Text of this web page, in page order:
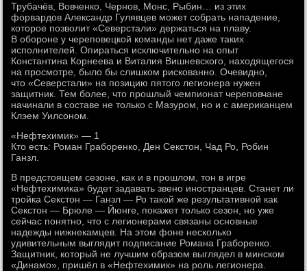
Трубачёв, Вовченко, Чернов, Монс, Рыбин… из этих
форвардов Александр Гулявцев может собрать нападение,
которое позволит «Северстали» держаться на плаву.
В обороне у череповецкой команды нет даже таких
исполнителей. Опираться исключительно на опыт
Константина Корнеева и Виталия Вишневского, находящегося
на просмотре, было бы слишком рискованно. Очевидно,
что «Северстали» на позицию пятого легионера нужен
защитник. Тем более, что прошлый чемпионат череповчане
начинали в составе не только с Мазуром, но и с американцем
Клэем Уилсоном.
«Нефтехимик» — 1
Кто есть: Роман Граборенко, Ден Секстон, Чад Ро, Робин
Ганзл.
В предстоящем сезоне, как и в прошлом, тон в игре
«Нефтехимика» будет задавать звено иностранцев. Станет ли
тройка Секстон — Ганзл — Ро такой же результативной как
Секстон — Брюле — Йюнге, покажет только сезон, но уже
сейчас понятно, что с легионерами связаны основные
надежды нижнекамцев. На этом фоне несколько
удивительным выглядит подписание Романа Граборенко.
Защитник, который не лучшим образом выглядел в минском
«Динамо», пришёл в «Нефтехимик» на роль легионера.